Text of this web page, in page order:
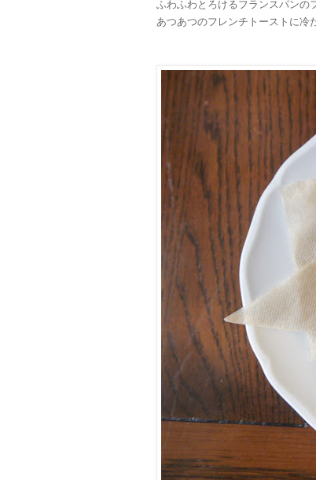
ふわふわとろけるフランスパンの
あつあつのフレンチトーストに冷